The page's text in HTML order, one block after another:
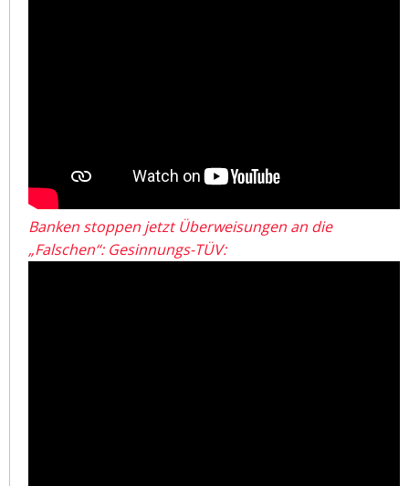
Banken stoppen jetzt Überweisungen an die
„Falschen“: Gesinnungs-TÜV: